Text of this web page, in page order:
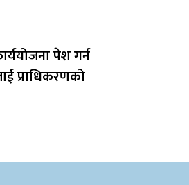
पेश गर्न
प्राधिकरणको